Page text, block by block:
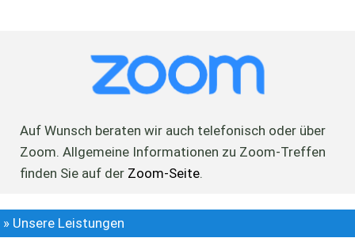
Auf Wunsch beraten wir auch telefonisch oder über
Zoom. Allgemeine Informationen zu Zoom-Treffen
finden Sie auf der Zoom-Seite.
» Unsere Leistungen